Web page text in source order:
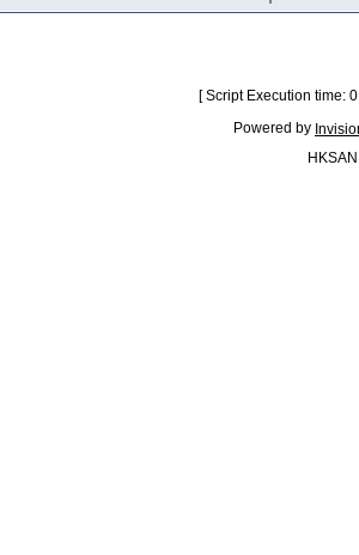
[ Script Execution time:
Powered by